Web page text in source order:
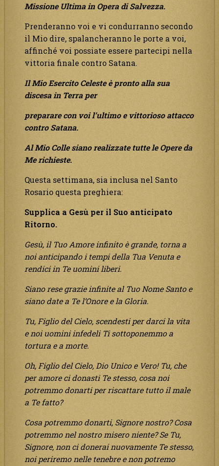
Missione Ultima in Opera di Salvezza.
Prenderanno voi e vi condurranno secondo
il Mio dire, spalancheranno le porte a voi,
affinché voi possiate essere partecipi nella
vittoria finale contro Satana.
Il Mio Esercito Celeste è pronto alla sua
discesa in Terra per
preparare con voi l’ultimo e vittorioso attacco
contro Satana.
Al Mio Colle siano realizzate tutte le Opere da
Me richieste.
Questa settimana, sia inclusa nel Santo
Rosario questa preghiera:
Supplica a Gesù per il Suo anticipato
Ritorno.
Gesù, il Tuo Amore infinito è grande, torna a
noi anticipando i tempi della Tua Venuta e
rendici in Te uomini liberi.
Siano rese grazie infinite al Tuo Nome Santo e
siano date a Te l’Onore e la Gloria.
Tu, Figlio del Cielo, scendesti per darci la vita
e noi uomini infedeli Ti sottoponemmo a
tortura e a morte.
Oh, Figlio del Cielo, Dio Unico e Vero! Tu, che
per amore ci donasti Te stesso, cosa noi
potremmo donarti per riscattare tutto il male
a Te fatto?
Cosa potremmo donarti, Signore nostro? Cosa
potremmo nel nostro misero niente? Se Tu,
Signore, non ci donerai nuovamente Te stesso,
noi periremo nelle tenebre e non potremo